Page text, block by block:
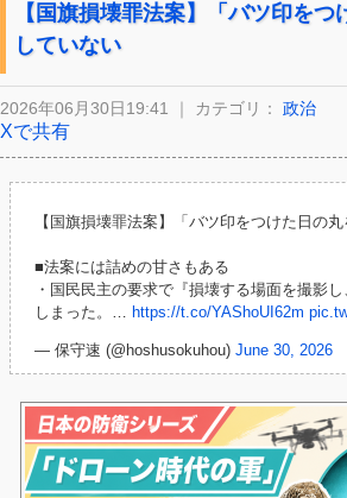
【国旗損壊罪法案】「バツ印を
していない
2026年06月30日19:41 ｜ カテゴリ： 政治
Xで共有
【国旗損壊罪法案】「バツ印をつけた日の
■法案には詰めの甘さもある
・国民民主の要求で『損壊する場面を撮影
しまった。… https://t.co/YAShoUI62m
— 保守速 (@hoshusokuhou) June 30, 2026